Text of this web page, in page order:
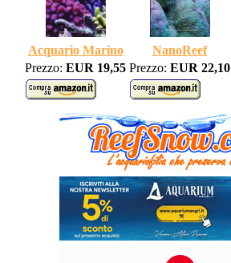
Acquario Marino NanoReef
Prezzo: EUR 19,55 Prezzo: EUR 22,10